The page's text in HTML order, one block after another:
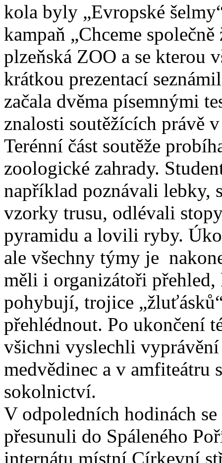
kola byly „Evropské
kampaň „Chceme
plzeňská ZOO a se kterou
krátkou prezentací
začala dvěma písemnými
znalosti soutěžících právě
Terénní část soutěže
zoologické zahrady.
například poznávali lebky,
vzorky trusu, odlévali
pyramidu a lovili ryby.
ale všechny týmy je
měli i organizátoři
pohybují, trojice
přehlédnout. Po ukončení
všichni vyslechli
medvědinec a v amfiteátru
sokolnictví.
V odpoledních hodinách
přesunuli do Spáleného
internátu místní Církevní